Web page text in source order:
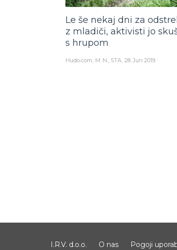
Le še nekaj dni za
z mladiči, aktivisti jo
s hrupom
Hudo.com M. N., STA 28. Jun 2019
I.R.V. d.o.o. O nas Pogoji